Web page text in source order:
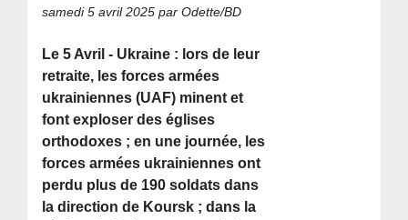
samedi 5 avril 2025 par Odette/BD
Le 5 Avril - Ukraine : lors de leur
retraite, les forces armées
ukrainiennes (UAF) minent et
font exploser des églises
orthodoxes ; en une journée, les
forces armées ukrainiennes ont
perdu plus de 190 soldats dans
la direction de Koursk ; dans la